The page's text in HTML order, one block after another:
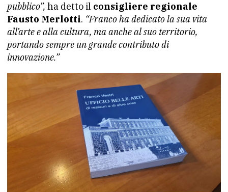
pubblico”, ha detto il consigliere regionale
Fausto Merlotti. “Franco ha dedicato la sua vita
all’arte e alla cultura, ma anche al suo territorio,
portando sempre un grande contributo di
innovazione.”